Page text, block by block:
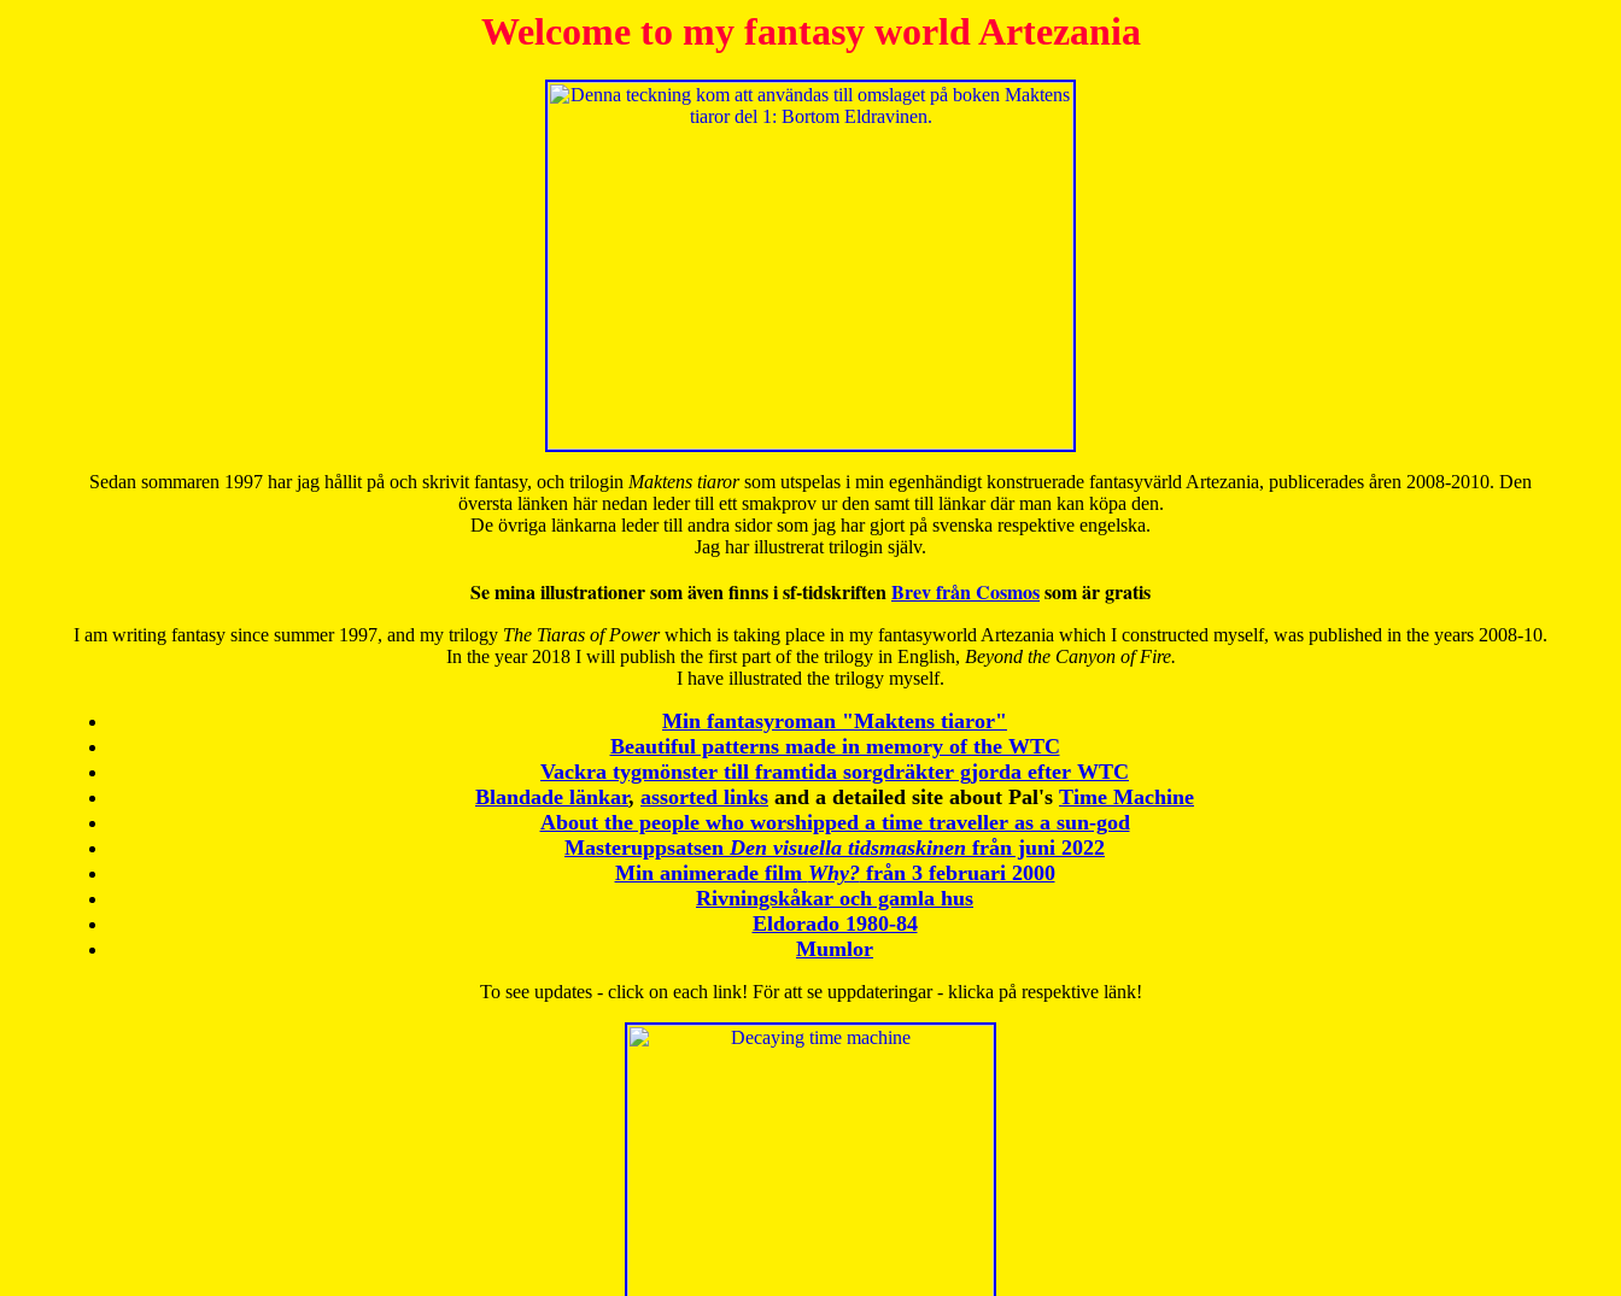
Welcome to my fantasy world Artezania
Sedan sommaren 1997 har jag hållit på och skrivit fantasy, och trilogin Maktens tiarorsom utspelas i min egenhändigt konstruerade fantasyvärld Artezania, publicerades åren 2008-2010. Den
översta länken här nedan leder till ett smakprov ur den samt till länkar där man kan köpa den.
De övriga länkarna leder till andra sidor som jag har gjort på svenska respektive engelska.
Jag har illustrerat trilogin själv.
Se mina illustrationer som även finns i sf-tidskriftenBrev från Cosmossom är gratis
I am writing fantasy since summer 1997, and my trilogy The Tiaras of Powerwhich is taking place in my fantasyworld Artezania which I constructed myself, was published in the years 2008-10.
In the year 2018 I will publish the first part of the trilogy in English, Beyond the Canyon of Fire.
I have illustrated the trilogy myself.
Min fantasyroman "Maktens tiaror"
Beautiful patterns made in memory of the WTC
Vackra tygmönster till framtida sorgdräkter gjorda efter WTC
Blandade länkar, assorted links and a detailed site about Pal's Time Machine
About the people who worshipped a time traveller as a sun-god
Masteruppsatsen Den visuella tidsmaskinen från juni 2022
Min animerade film Why?från 3 februari 2000
Rivningskåkar och gamla hus
Eldorado 1980-84
Mumlor
To see updates - click on each link! För att se uppdateringar - klicka på respektive länk!